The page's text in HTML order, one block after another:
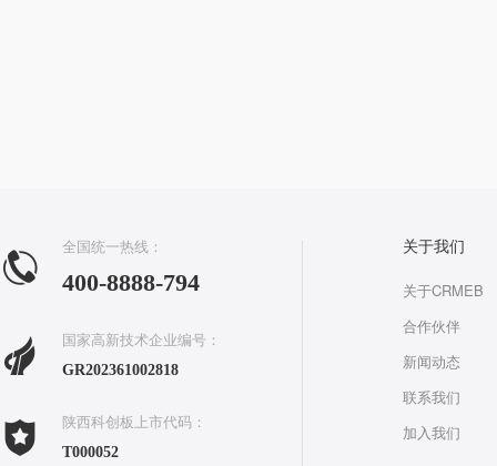
全国统一热线：
400-8888-794
国家高新技术企业编号：
GR202361002818
陕西科创板上市代码：
T000052
关于我们
关于CRMEB
合作伙伴
新闻动态
联系我们
加入我们